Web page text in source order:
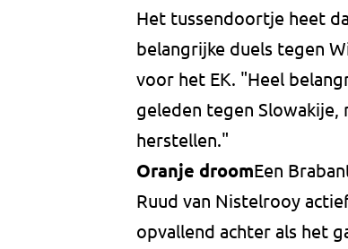
Het tussendoortje heet
belangrijke duels tegen
voor het EK. "Heel
geleden tegen
herstellen."
Oranje droomEen
Ruud van Nistelrooy
opvallend achter als het